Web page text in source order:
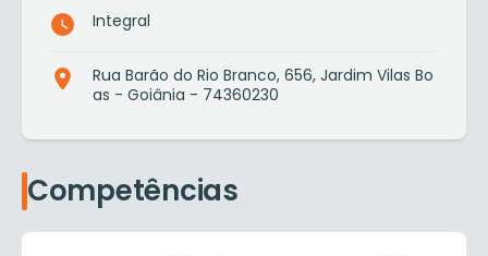
Integral
Rua Barão do Rio Branco, 656, Jardim Vilas Bo
as - Goiânia - 74360230
Competências